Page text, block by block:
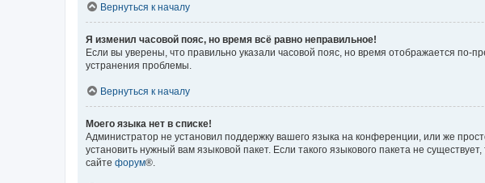
Вернуться к началу
Я изменил часовой пояс, но время всё равно неправильное!
Если вы уверены, что правильно указали часовой пояс, но время отображается по-
устранения проблемы.
Вернуться к началу
Моего языка нет в списке!
Администратор не установил поддержку вашего языка на конференции, или же
установить нужный вам языковой пакет. Если такого языкового пакета не
сайте форум®.